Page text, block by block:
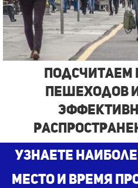
Подсчитаем
пешеходов
узнаете
место и время